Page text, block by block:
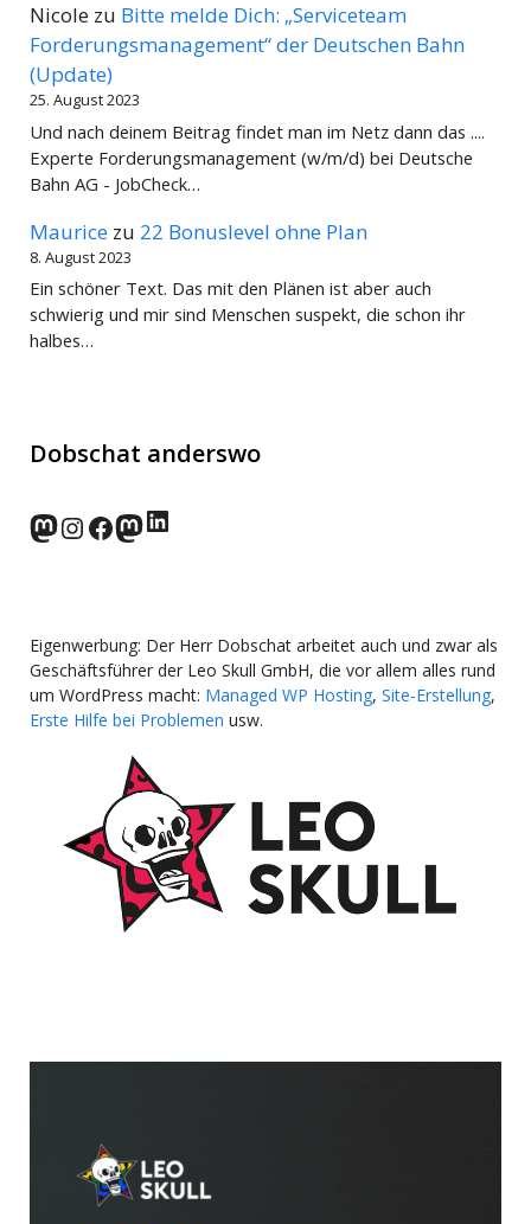
Nicole zu Bitte melde Dich: „Serviceteam
Forderungsmanagement“ der Deutschen Bahn
(Update)
25. August 2023
Und nach deinem Beitrag findet man im Netz dann das ....
Experte Forderungsmanagement (w/m/d) bei Deutsche
Bahn AG - JobCheck…
Maurice zu 22 Bonuslevel ohne Plan
8. August 2023
Ein schöner Text. Das mit den Plänen ist aber auch
schwierig und mir sind Menschen suspekt, die schon ihr
halbes…
Dobschat anderswo
norden.social
Instagram
Facebook
wp-punks.social
LinkedIn
Eigenwerbung: Der Herr Dobschat arbeitet auch und zwar als
Geschäftsführer der Leo Skull GmbH, die vor allem alles rund
um WordPress macht: Managed WP Hosting, Site-Erstellung,
Erste Hilfe bei Problemen usw.